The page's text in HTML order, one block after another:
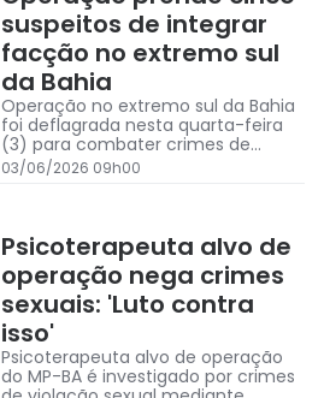
suspeitos de integrar
facção no extremo sul
da Bahia
Operação no extremo sul da Bahia
foi deflagrada nesta quarta-feira
(3) para combater crimes de
homicídio e tráfico de drogas
03/06/2026 09h00
Psicoterapeuta alvo de
operação nega crimes
sexuais: 'Luto contra
isso'
Psicoterapeuta alvo de operação
do MP-BA é investigado por crimes